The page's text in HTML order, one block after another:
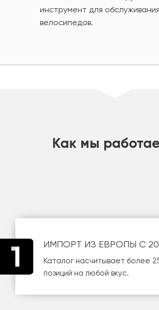
инструмент для обслуживания
велосипедов.
Как мы
ИМПОРТ ИЗ ЕВРОПЫ С
Каталог насчитывает более
позиций на любой вкус.